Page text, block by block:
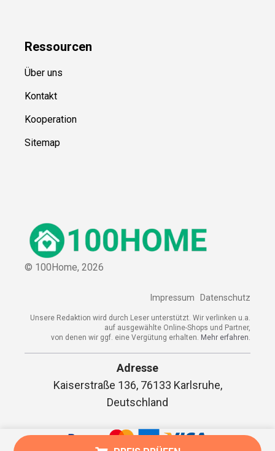
Ressourcen
Über uns
Kontakt
Kooperation
Sitemap
© 100Home, 2026
Impressum Datenschutz
Unsere Redaktion wird durch Leser unterstützt. Wir verlinken u.a.
auf ausgewählte Online-Shops und Partner,
von denen wir ggf. eine Vergütung erhalten. Mehr erfahren.
Adresse
Kaiserstraße 136, 76133 Karlsruhe,
Deutschland